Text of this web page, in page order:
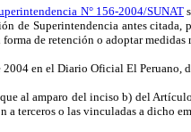
N° 156-2004/SUNAT
de Superintendencia antes
de retención o adoptar medidas
en el Diario Oficial El
al amparo del inciso b) del
a terceros o las vinculadas a dicho